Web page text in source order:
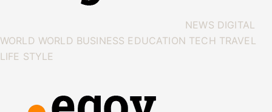
NEWS DIGITAL
WORLD WORLD BUSINESS EDUCATION TECH TRAVEL
LIFE STYLE